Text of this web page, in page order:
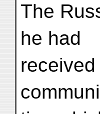
The
he had